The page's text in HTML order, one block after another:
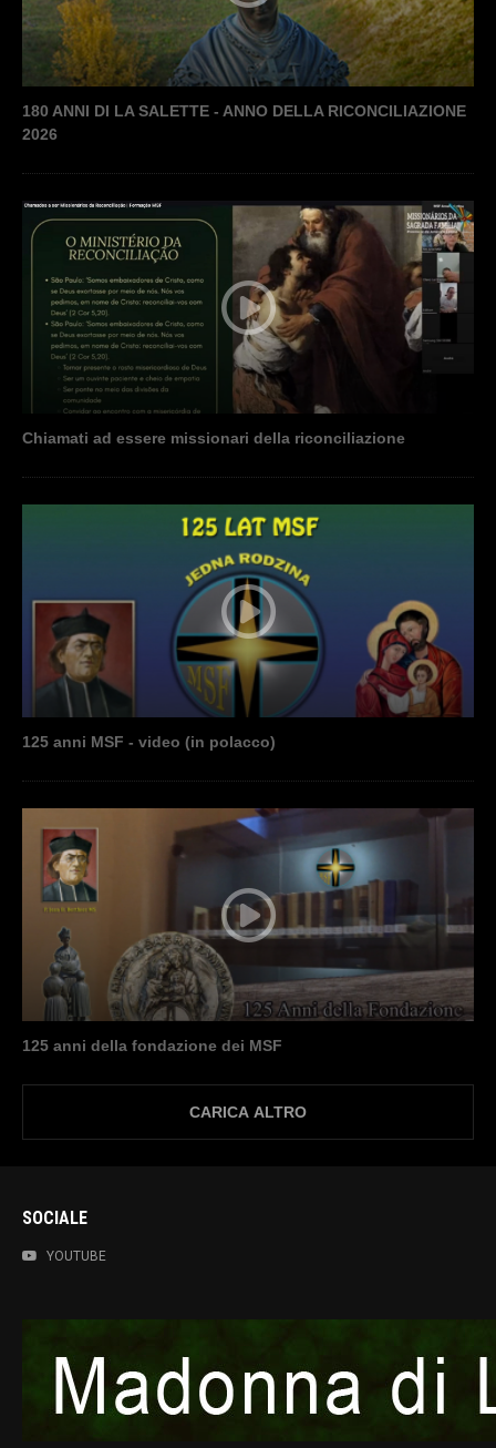
180 ANNI DI LA SALETTE - ANNO DELLA RICONCILIAZIONE
2026
Chiamati ad essere missionari della riconciliazione
125 anni MSF - video (in polacco)
125 anni della fondazione dei MSF
CARICA ALTRO
SOCIALE
YOUTUBE